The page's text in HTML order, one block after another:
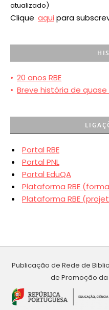
atualizado)
Clique aqui para
• 20 anos RBE
• Breve história de quase
Portal RBE
Portal PNL
Portal EduQA
Plataforma RBE
Plataforma RBE
Publicação de Rede de
de Promoção da